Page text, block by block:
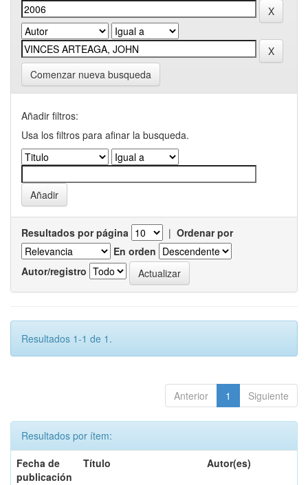
Comenzar nueva busqueda
Añadir filtros:
Usa los filtros para afinar la busqueda.
Resultados por página | Ordenar por
En orden
Autor/registro
Resultados 1-1 de 1.
Anterior 1 Siguiente
Resultados por ítem:
Fecha de
publicación
Título Autor(es)